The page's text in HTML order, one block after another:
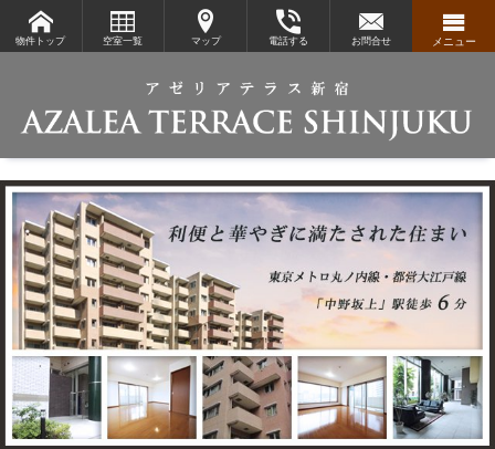
物件トップ 空室一覧 マップ 電話する お問合せ メニュー